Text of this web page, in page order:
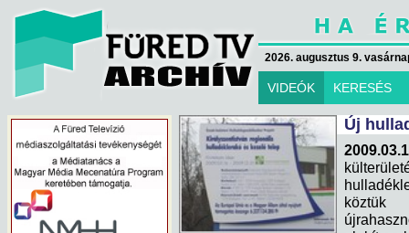
2026. augusztus 9.
VIDEÓK KERESÉS
Új